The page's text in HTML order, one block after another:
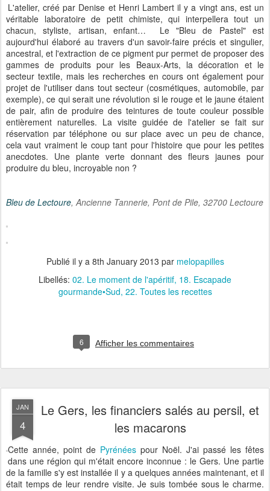
L'atelier, créé par Denise et Henri Lambert il y a vingt ans, est un
véritable laboratoire de petit chimiste, qui interpellera tout un
chacun, styliste, artisan, enfant… Le "Bleu de Pastel" est
aujourd'hui élaboré au travers d'un savoir-faire précis et singulier,
ancestral, et l'extraction de ce pigment pur permet de proposer des
gammes de produits pour les Beaux-Arts, la décoration et le
secteur textile, mais les recherches en cours ont également pour
projet de l'utiliser dans tout secteur (cosmétiques, automobile, par
exemple), ce qui serait une révolution si le rouge et le jaune étaient
de pair, afin de produire des teintures de toute couleur possible
entièrement naturelles. La visite guidée de l'atelier se fait sur
réservation par téléphone ou sur place avec un peu de chance,
cela vaut vraiment le coup tant pour l'histoire que pour les petites
anecdotes. Une plante verte donnant des fleurs jaunes pour
produire du bleu, incroyable non ?
Bleu de Lectoure, Ancienne Tannerie, Pont de Pile, 32700 Lectoure
Publié il y a 8th January 2013 par melopapilles
Libellés: 02. Le moment de l'apéritif 18. Escapade
gourmande•Sud 22. Toutes les recettes
6 Afficher les commentaires
JAN
4
Le Gers, les financiers salés au persil, et
les macarons
Cette année, point de Pyrénées pour Noël. J'ai passé les fêtes
dans une région qui m'était encore inconnue : le Gers. Une partie
de la famille s'y est installée il y a quelques années maintenant, et il
était temps de leur rendre visite. Je suis tombée sous le charme.